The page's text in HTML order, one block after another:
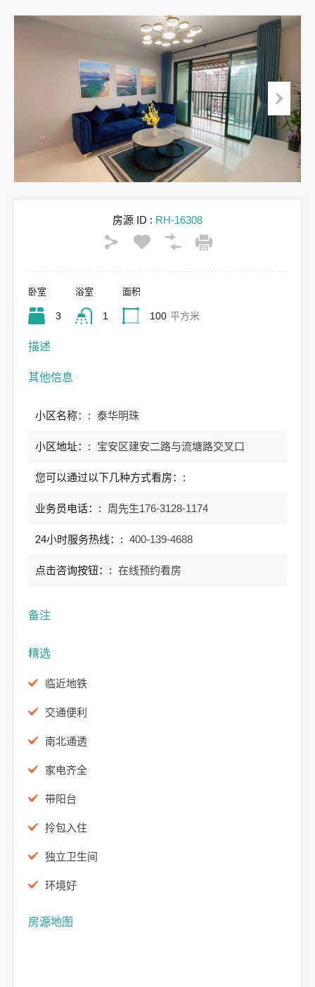
房源 ID : RH-16308
卧室
3
浴室
1
面积
100 平方米
描述
其他信息
小区名称：: 泰华明珠
小区地址：: 宝安区建安二路与流塘路交叉口
您可以通过以下几种方式看房：:
业务员电话：: 周先生176-3128-1174
24小时服务热线：: 400-139-4688
点击咨询按钮：: 在线预约看房
备注
精选
临近地铁
交通便利
南北通透
家电齐全
带阳台
拎包入住
独立卫生间
环境好
房源地图